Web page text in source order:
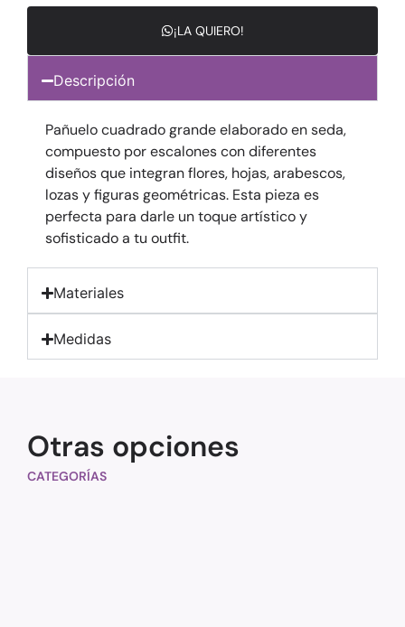
¡LA QUIERO!
Descripción
Pañuelo cuadrado grande elaborado en seda,
compuesto por escalones con diferentes
diseños que integran flores, hojas, arabescos,
lozas y figuras geométricas. Esta pieza es
perfecta para darle un toque artístico y
sofisticado a tu outfit.
Materiales
Medidas
Otras opciones
CATEGORÍAS